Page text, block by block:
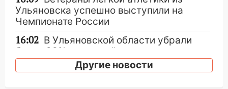
Ульяновска успешно выступили на
Чемпионате России
16:02 В Ульяновской области убрали
более 28% площадей зерновых и
зернобобовых культур
Другие новости